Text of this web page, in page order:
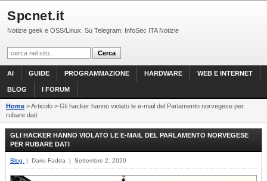
Spcnet.it
Notizie geek e OSS/Linux. Su Telegram: InfoSec ITA Notizie
AI GUIDE PROGRAMMAZIONE HARDWARE WEB E INTERNET
BLOG I FORUM
Home > Articolo > Gli hacker hanno violato le e-mail del Parlamento norvegese per
rubare dati
GLI HACKER HANNO VIOLATO LE E-MAIL DEL PARLAMENTO NORVEGESE
PER RUBARE DATI
Blog | Dario Fadda | Settembre 2, 2020